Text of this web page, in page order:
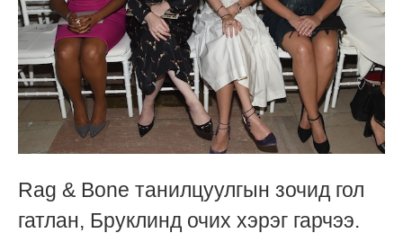
Rag & Bone танилцуулгын зочид гол
гатлан, Бруклинд очих хэрэг гарчээ.